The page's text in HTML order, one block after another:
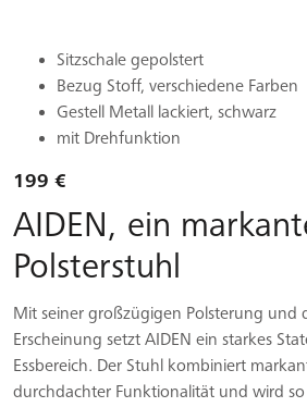
Sitzschale gepolstert
Bezug Stoff, verschiedene Farben
Gestell Metall lackiert, schwarz
mit Drehfunktion
199 €
AIDEN, ein
Polsterstuhl
Mit seiner großzügigen Polsterung und
Erscheinung setzt AIDEN ein starkes
Essbereich. Der Stuhl kombiniert
durchdachter Funktionalität und wird